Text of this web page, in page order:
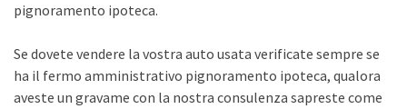
pignoramento ipoteca.
Se dovete vendere la vostra auto usata verificate sempre se
ha il fermo amministrativo pignoramento ipoteca, qualora
aveste un gravame con la nostra consulenza sapreste come